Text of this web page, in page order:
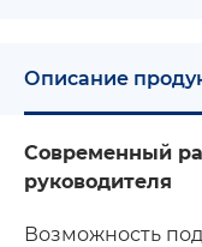
Описание
Современный
руководителя
Возможность